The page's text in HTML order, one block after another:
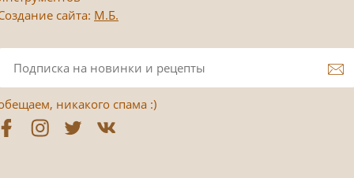
сайта: М.Б.
никакого спама :)